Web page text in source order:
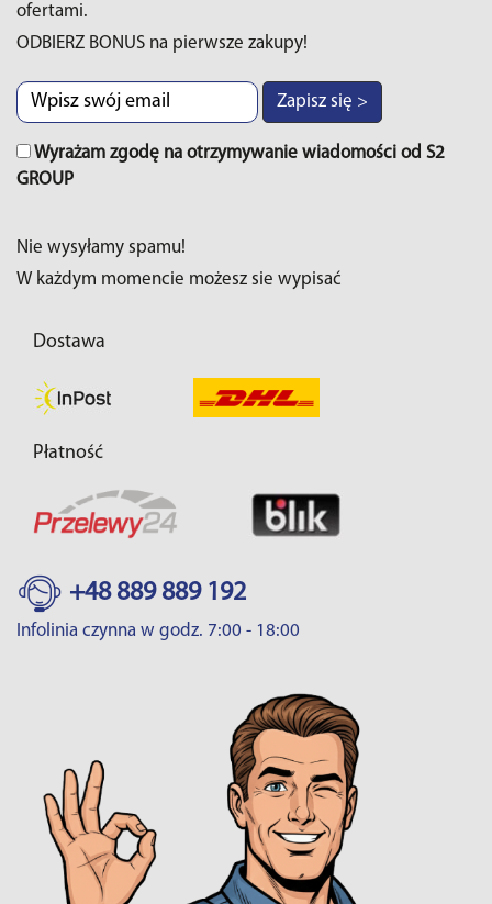
ofertami.
ODBIERZ BONUS na pierwsze zakupy!
Zapisz się >
Wyrażam zgodę na otrzymywanie wiadomości od S2
GROUP
Nie wysyłamy spamu!
W każdym momencie możesz sie wypisać
Dostawa
Płatność
+48 889 889 192
Infolinia czynna w godz. 7:00 - 18:00